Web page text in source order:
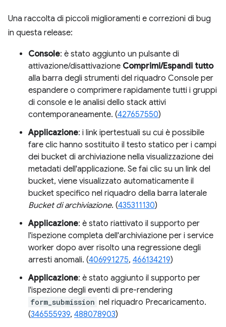
Una raccolta di piccoli miglioramenti e correzioni di bug
in questa release:
Console: è stato aggiunto un pulsante di
attivazione/disattivazione Comprimi/Espandi tutto
alla barra degli strumenti del riquadro Console per
espandere o comprimere rapidamente tutti i gruppi
di console e le analisi dello stack attivi
contemporaneamente. (427657550)
Applicazione: i link ipertestuali su cui è possibile
fare clic hanno sostituito il testo statico per i campi
dei bucket di archiviazione nella visualizzazione dei
metadati dell'applicazione. Se fai clic su un link del
bucket, viene visualizzato automaticamente il
bucket specifico nel riquadro della barra laterale
Bucket di archiviazione. (435311130)
Applicazione: è stato riattivato il supporto per
l'ispezione completa dell'archiviazione per i service
worker dopo aver risolto una regressione degli
arresti anomali. (406991275, 466134219)
Applicazione: è stato aggiunto il supporto per
l'ispezione degli eventi di pre-rendering
form_submission nel riquadro Precaricamento.
(346555939, 488078903)